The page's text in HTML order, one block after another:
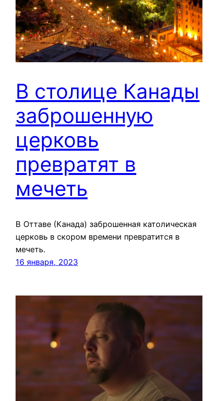
В столице Канады
заброшенную
церковь
превратят в
мечеть
В Оттаве (Канада) заброшенная католическая
церковь в скором времени превратится в
мечеть.
16 января, 2023